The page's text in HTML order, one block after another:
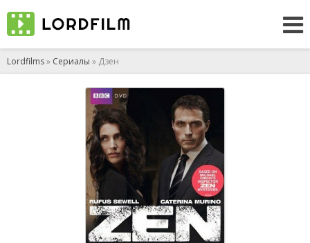
Lordfilms» Сериалы » Дзен